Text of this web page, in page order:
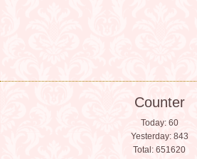
Counter
Today: 60
Yesterday: 843
Total: 651620